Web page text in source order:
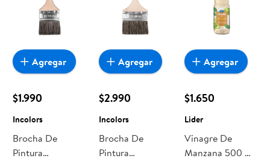
$1.990
Incolors
Brocha De
Pintura
Agregar
$2.990
Incolors
Brocha De
Pintura
Agregar
$1.650
Lider
Vinagre De
Manzana 500 ml
Agregar